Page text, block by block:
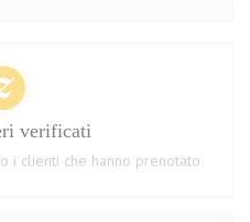
verificati
i clienti che hanno prenotato